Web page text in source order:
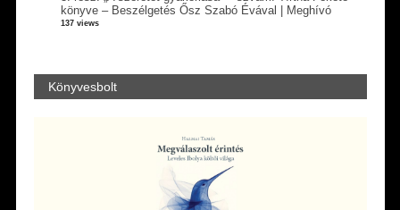
könyve – Beszélgetés Ősz Szabó Évával | Meghívó
137 views
Könyvesbolt